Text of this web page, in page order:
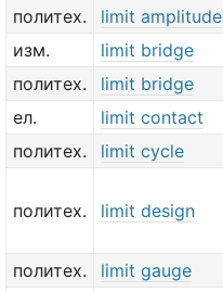
политех.
limit amplitude
изм.
limit bridge
политех.
limit bridge
ел.
limit contact
политех.
limit cycle
политех. limit design
политех.
limit gauge